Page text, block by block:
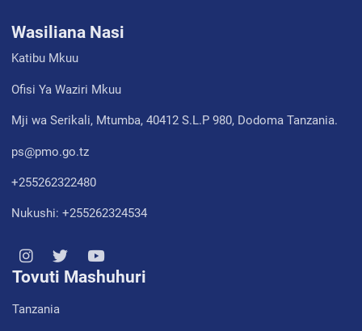
Wasiliana Nasi
Katibu Mkuu
Ofisi Ya Waziri Mkuu
Mji wa Serikali, Mtumba, 40412 S.L.P 980, Dodoma Tanzania.
ps@pmo.go.tz
+255262322480
Nukushi: +255262324534
Tovuti Mashuhuri
Tanzania